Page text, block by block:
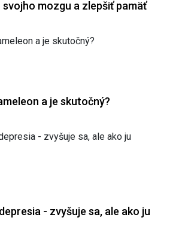
mozgu a zlepšiť pamäť
a je skutočný?
- zvyšuje sa, ale ako ju